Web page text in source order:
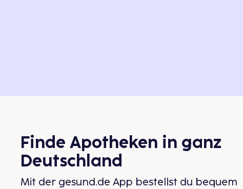
Finde Apotheken in ganz
Deutschland
Mit der gesund.de App bestellst du bequem